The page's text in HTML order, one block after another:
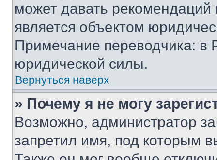
может давать
является объектом
Примечание переводчика: в
юридической силы.
Вернуться наверх
» Почему я не могу
Возможно, администратор
запретил имя, под которым